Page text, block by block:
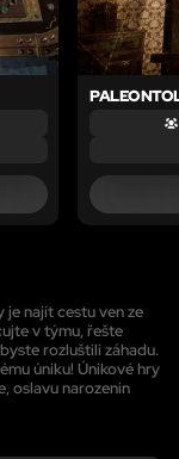
je najít cestu ven ze
v týmu, řešte
rozluštili záhadu.
úniku! Únikové hry
oslavu narozenin